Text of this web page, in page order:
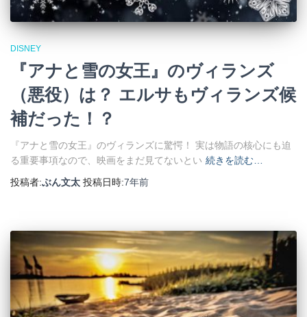
DISNEY
『アナと雪の女王』のヴィランズ
（悪役）は？ エルサもヴィランズ候
補だった！？
『アナと雪の女王』のヴィランズに驚愕！ 実は物語の核心にも迫
る重要事項なので、映画をまだ見てないとい 続きを読む…
投稿者:ぶん文太 投稿日時:7年前